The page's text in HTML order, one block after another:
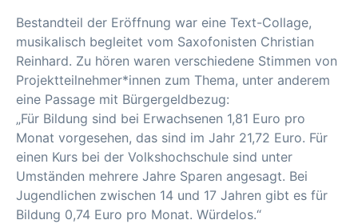
Bestandteil der Eröffnung war eine Text-Collage,
musikalisch begleitet vom Saxofonisten Christian
Reinhard. Zu hören waren verschiedene Stimmen von
Projektteilnehmer*innen zum Thema, unter anderem
eine Passage mit Bürgergeldbezug:
„Für Bildung sind bei Erwachsenen 1,81 Euro pro
Monat vorgesehen, das sind im Jahr 21,72 Euro. Für
einen Kurs bei der Volkshochschule sind unter
Umständen mehrere Jahre Sparen angesagt. Bei
Jugendlichen zwischen 14 und 17 Jahren gibt es für
Bildung 0,74 Euro pro Monat. Würdelos.“